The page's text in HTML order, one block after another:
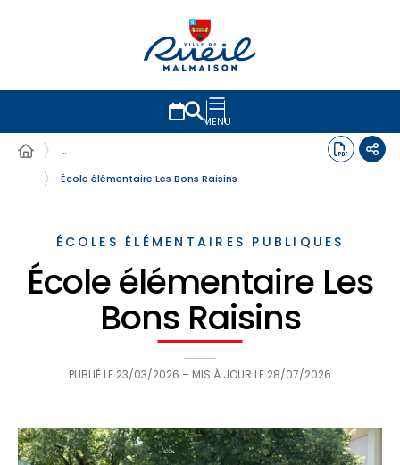
MENU
…
École élémentaire Les Bons Raisins
ÉCOLES ÉLÉMENTAIRES PUBLIQUES
École élémentaire Les
Bons Raisins
PUBLIÉ LE 23/03/2026 – MIS À JOUR LE 28/07/2026